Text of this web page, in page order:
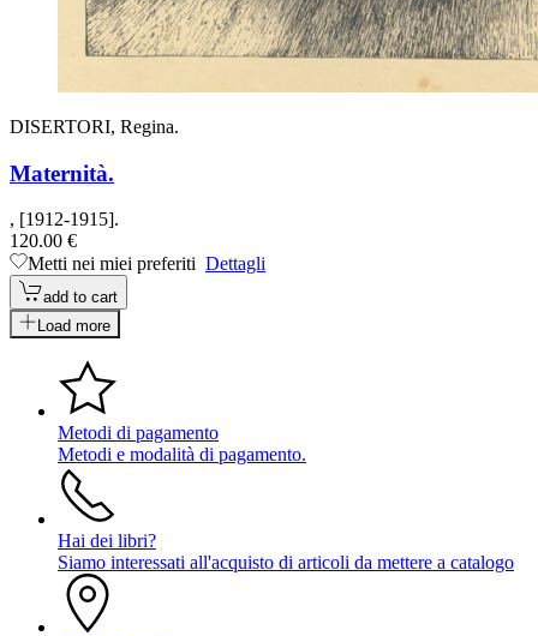
DISERTORI, Regina.
Maternità.
, [1912-1915].
120.00 €
Metti nei miei preferiti Dettagli
add to cart
Load more
Metodi di pagamento
Metodi e modalità di pagamento.
Hai dei libri?
Siamo interessati all'acquisto di articoli da mettere a catalogo